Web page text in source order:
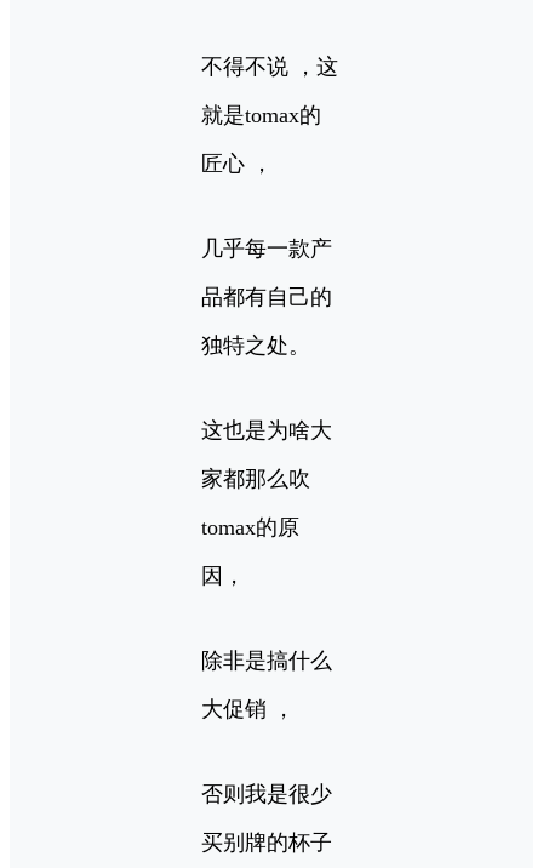
不得不说 ，这
就是tomax的
匠心 ，
几乎每一款产
品都有自己的
独特之处。
这也是为啥大
家都那么吹
tomax的原
因，
除非是搞什么
大促销 ，
否则我是很少
买别牌的杯子